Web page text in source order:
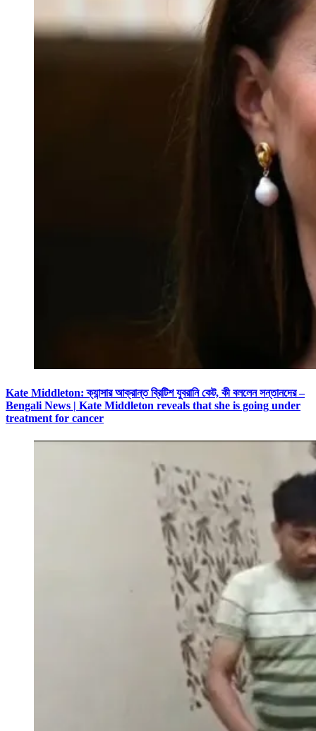
Kate Middleton: ক্যান্সার আক্রান্ত ব্রিটিশ যুবরানি কেট, কী বললেন সন্তানদের –
Bengali News | Kate Middleton reveals that she is going under
treatment for cancer